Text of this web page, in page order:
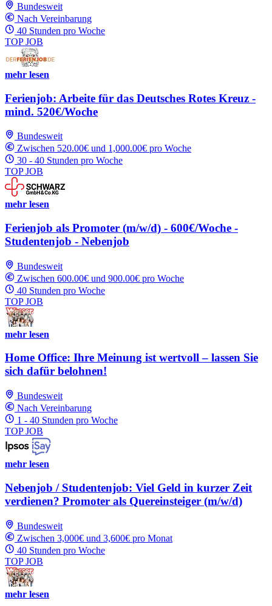
Bundesweit
Nach Vereinbarung
40 Stunden pro Woche
TOP JOB
mehr lesen
Ferienjob: Arbeite für das Deutsches Rotes Kreuz -
mind. 520€/Woche
Bundesweit
Zwischen 520.00€ und 1,000.00€ pro Woche
30 - 40 Stunden pro Woche
TOP JOB
mehr lesen
Ferienjob als Promoter (m/w/d) - 600€/Woche -
Studentenjob - Nebenjob
Bundesweit
Zwischen 600.00€ und 900.00€ pro Woche
40 Stunden pro Woche
TOP JOB
mehr lesen
Home Office: Ihre Meinung ist wertvoll – lassen Sie
sich dafür belohnen!
Bundesweit
Nach Vereinbarung
1 - 40 Stunden pro Woche
TOP JOB
mehr lesen
Nebenjob / Studentenjob: Viel Geld in kurzer Zeit
verdienen? Promoter als Quereinsteiger (m/w/d)
Bundesweit
Zwischen 3,000€ und 3,600€ pro Monat
40 Stunden pro Woche
TOP JOB
mehr lesen